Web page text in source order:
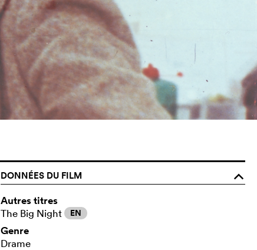
DONNÉES DU FILM
o
Autres titres
The Big Night EN
Genre
Drame